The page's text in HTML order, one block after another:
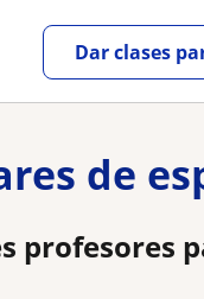
Dar clases
de
profesores